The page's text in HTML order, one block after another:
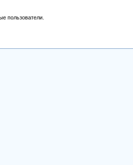
пользователи.